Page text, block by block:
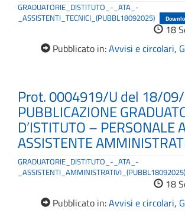
GRADUATORIE_DISTITUTO_-_ATA_-
_ASSISTENTI_TECNICI_(PUBBL18092025)
18
Pubblicato in:Avvisi e circolari,
Prot. 0004919/U del 18/
PUBBLICAZIONE
D’ISTITUTO – PERSONALE
ASSISTENTE
GRADUATORIE_DISTITUTO_-_ATA_-
_ASSISTENTI_AMMINISTRATIVI_(PUBBL18092025)
18
Pubblicato in:Avvisi e circolari,